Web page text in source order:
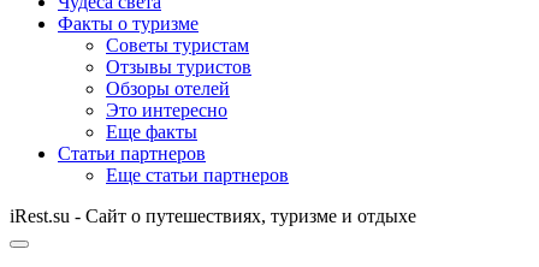
Факты о туризме
Советы туристам
Отзывы туристов
Обзоры отелей
Это интересно
Еще факты
Статьи партнеров
Еще статьи партнеров
iRest.su - Сайт о путешествиях, туризме и отдыхе